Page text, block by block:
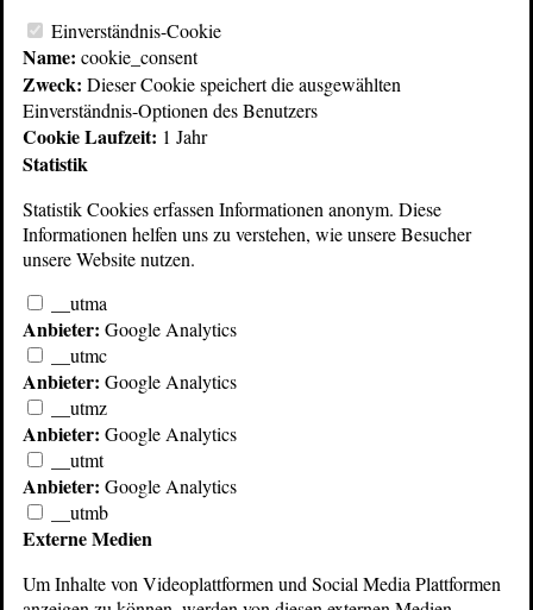
Studio Magazin 1984 Heft 76
Hallgeräte Sony DRE2000A und Lexicon PCM60 in der Praxis
Reportage über den Hamburger Servicetechniker Achim Kruse
Digitale Tonaufzeichnung mit Videorekordern
© 2026 Echoschall Berlin
AGB
Datenschutz
Einverständnis-Cookie
Name: cookie_consent
Zweck: Dieser Cookie speichert die ausgewählten
Einverständnis-Optionen des Benutzers
Cookie Laufzeit: 1 Jahr
Statistik
Statistik Cookies erfassen Informationen anonym. Diese
Informationen helfen uns zu verstehen, wie unsere Besucher
unsere Website nutzen.
__utma
Anbieter: Google Analytics
__utmc
Anbieter: Google Analytics
__utmz
Anbieter: Google Analytics
__utmt
Anbieter: Google Analytics
__utmb
Externe Medien
Um Inhalte von Videoplattformen und Social Media Plattformen